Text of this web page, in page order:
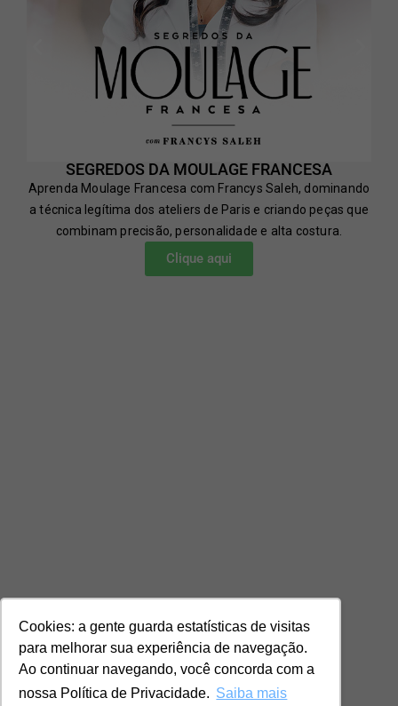
Cookies: a gente guarda estatísticas de visitas
para melhorar sua experiência de navegação.
Ao continuar navegando, você concorda com a
nossa Política de Privacidade. Saiba mais
SEGREDOS DA MOULAGE FRANCESA
Aprenda Moulage Francesa com Francys Saleh, dominando
a técnica legítima dos ateliers de Paris e criando peças que
combinam precisão, personalidade e alta costura.
Clique aqui